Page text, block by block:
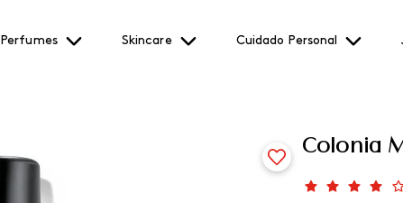
Perfumes Skincare Cuidado Personal
Colonia